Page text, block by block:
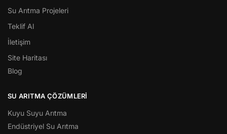
Su Arıtma Projeleri
Teklif Al
İletişim
Site Haritası
Blog
SU ARITMA ÇÖZÜMLERI
Kuyu Suyu Arıtma
Endüstriyel Su Arıtma